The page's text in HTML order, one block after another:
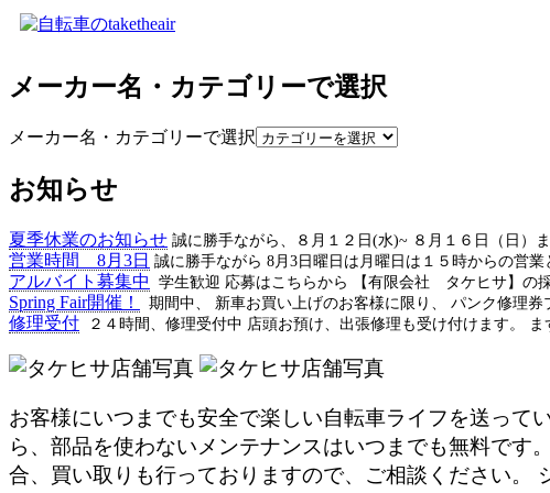
メーカー名・カテゴリーで選択
メーカー名・カテゴリーで選択
お知らせ
夏季休業のお知らせ 誠に勝手ながら、８月１２日(水)~ ８月１６日（日）
営業時間 8月3日 誠に勝手ながら 8月3日曜日は月曜日は１５時からの営
アルバイト募集中 学生歓迎 応募はこちらから 【有限会社 タケヒサ】の
Spring Fair開催！ 期間中、 新車お買い上げのお客様に限り、 パンク修理券
修理受付 ２４時間、修理受付中 店頭お預け、出張修理も受け付けます。 ま
お客様にいつまでも安全で楽しい自転車ライフを送って
ら、部品を使わないメンテナンスはいつまでも無料で
合、買い取りも行っておりますので、ご相談ください。